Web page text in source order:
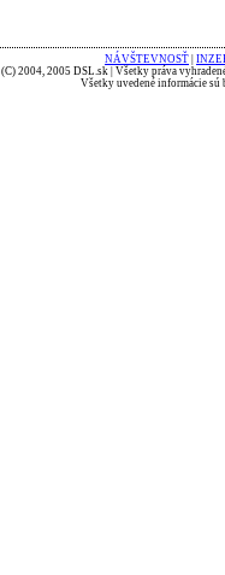
NÁVŠTEVNOSŤ
(C) 2004, 2005 DSL.sk | Všetky práva
Všetky uvedené informácie sú